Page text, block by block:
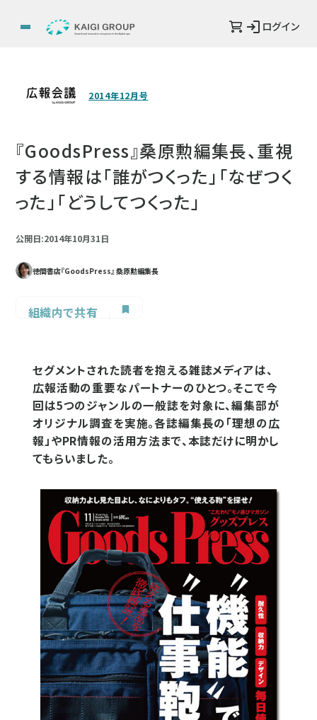
ログイン
2014年12月号
『GoodsPress』桑原勲編集長、重視
する情報は「誰がつくった」「なぜつく
った」「どうしてつくった」
公開日:2014年10月31日
徳間書店『GoodsPress』 桑原勲編集長
組織内で共有
セグメントされた読者を抱える雑誌メディアは、
広報活動の重要なパートナーのひとつ。そこで今
回は5つのジャンルの一般誌を対象に、編集部が
オリジナル調査を実施。各誌編集長の「理想の広
報」やPR情報の活用方法まで、本誌だけに明かし
てもらいました。